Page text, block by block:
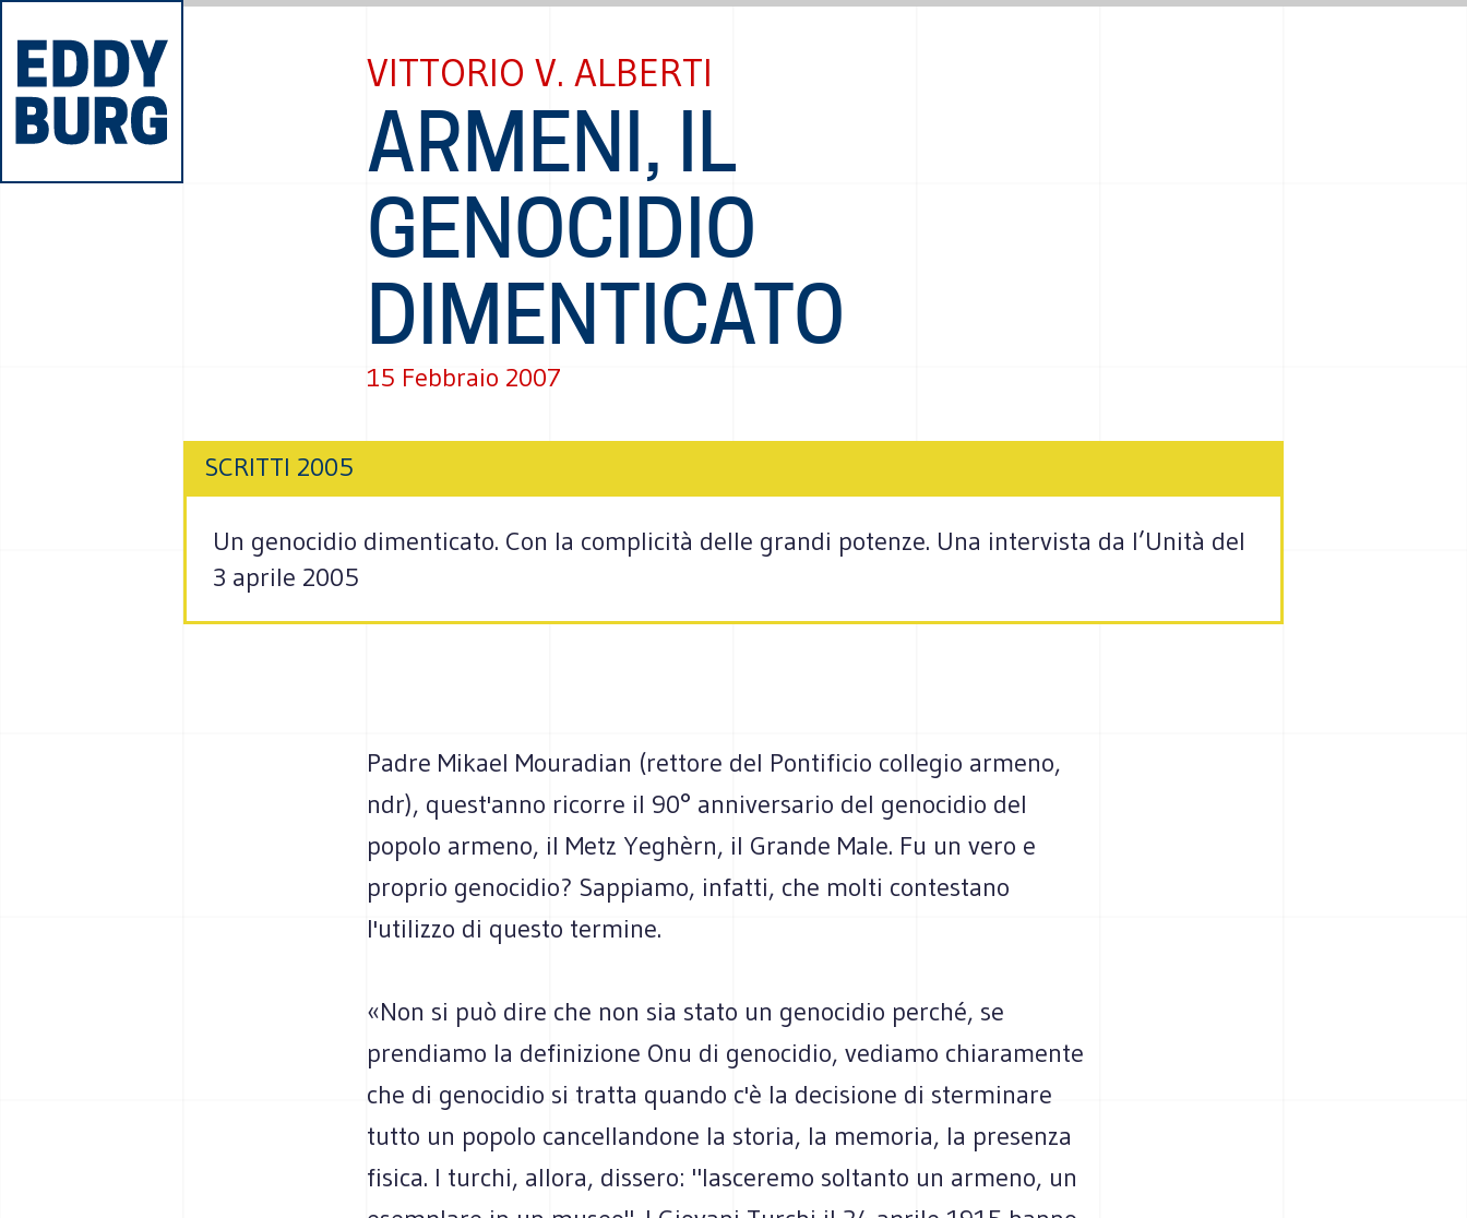
VITTORIO V. ALBERTI
ARMENI, IL
GENOCIDIO
DIMENTICATO
15 Febbraio 2007
SCRITTI 2005
Un genocidio dimenticato. Con la complicità delle grandi potenze. Una intervista da l’Unità del
3 aprile 2005
Padre Mikael Mouradian (rettore del Pontificio collegio armeno,
ndr), quest'anno ricorre il 90° anniversario del genocidio del
popolo armeno, il Metz Yeghèrn, il Grande Male. Fu un vero e
proprio genocidio? Sappiamo, infatti, che molti contestano
l'utilizzo di questo termine.
«Non si può dire che non sia stato un genocidio perché, se
prendiamo la definizione Onu di genocidio, vediamo chiaramente
che di genocidio si tratta quando c'è la decisione di sterminare
tutto un popolo cancellandone la storia, la memoria, la presenza
fisica. I turchi, allora, dissero: "lasceremo soltanto un armeno, un